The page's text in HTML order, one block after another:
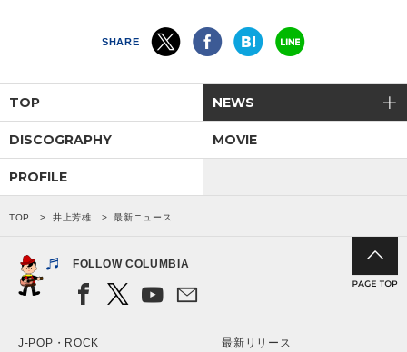
直営ショップ
会社情報
サイトマップ
閉じる
SHARE
TOP NEWS
DISCOGRAPHY MOVIE
PROFILE
TOP 井上芳雄 最新ニュース
FOLLOW COLUMBIA
J-POP・ROCK
最新リリース